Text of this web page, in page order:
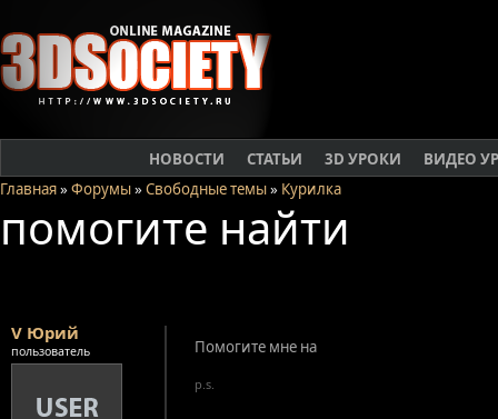
НОВОСТИ СТАТЬИ 3D УРОКИ
ВИДЕО
Главная» Форумы» Свободные темы» Курилка
помогите найти
V Юрий
пользователь Помогите мне на
p.s.